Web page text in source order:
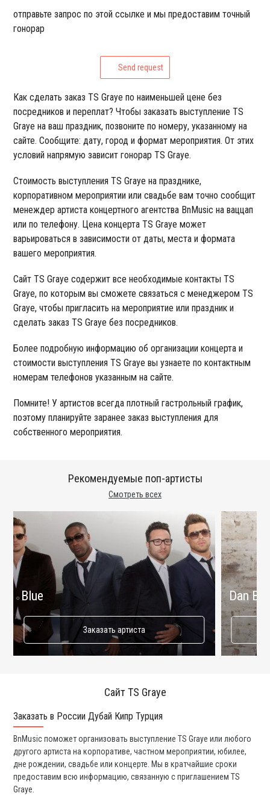
отправьте запрос по этой ссылке и мы предоставим точный
гонорар
Send request
Как сделать заказ TS Graye по наименьшей цене без
посредников и переплат? Чтобы заказать выступление TS
Graye на ваш праздник, позвоните по номеру, указанному на
сайте. Сообщите: дату, город и формат мероприятия. От этих
условий напрямую зависит гонорар TS Graye.
Стоимость выступления TS Graye на празднике,
корпоративном мероприятии или свадьбе вам точно сообщит
менеждер артиста концертного агентства BnMusic на ваццап
или по телефону. Цена концерта TS Graye может
варьироваться в зависимости от даты, места и формата
вашего мероприятия.
Сайт TS Graye содержит все необходимые контакты TS
Graye, по которым вы сможете связаться с менеджером TS
Graye, чтобы пригласить на мероприятие или праздник и
сделать заказ TS Graye без посредников.
Более подробную информацию об организации концерта и
стоимости выступления TS Graye вы узнаете по контактным
номерам телефонов указанным на сайте.
Помните! У артистов всегда плотный гастрольный график,
поэтому планируйте заранее заказ выступления для
собственного мероприятия.
Смотреть всех
Рекомендуемые поп-артисты
Blue
Заказать артиста
Dan
Сайт TS Graye
Заказать в России Дубай Кипр Турция
BnMusic поможет организовать выступление TS Graye или любого
другого артиста на корпоративе, частном мероприятии, юбилее,
дне рождении, свадьбе или концерте. Мы в кратчайшие сроки
предоставим всю информацию, связанную с приглашением TS
Graye.